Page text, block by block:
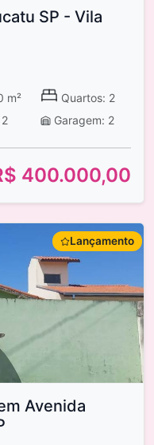
SP - Vila
m²
Quartos: 2
Garagem: 2
400.000,00
Lançamento
Avenida